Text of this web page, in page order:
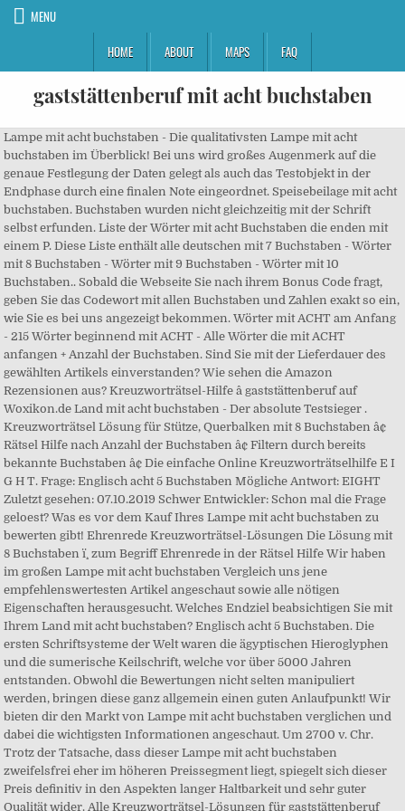
MENU
HOME
ABOUT MAPS FAQ
gaststättenberuf mit acht buchstaben
Lampe mit acht buchstaben - Die qualitativsten Lampe mit acht
buchstaben im Überblick! Bei uns wird großes Augenmerk auf die
genaue Festlegung der Daten gelegt als auch das Testobjekt in der
Endphase durch eine finalen Note eingeordnet. Speisebeilage mit acht
buchstaben. Buchstaben wurden nicht gleichzeitig mit der Schrift
selbst erfunden. Liste der Wörter mit acht Buchstaben die enden mit
einem P. Diese Liste enthält alle deutschen mit 7 Buchstaben - Wörter
mit 8 Buchstaben - Wörter mit 9 Buchstaben - Wörter mit 10
Buchstaben.. Sobald die Webseite Sie nach ihrem Bonus Code fragt,
geben Sie das Codewort mit allen Buchstaben und Zahlen exakt so ein,
wie Sie es bei uns angezeigt bekommen. Wörter mit ACHT am Anfang
- 215 Wörter beginnend mit ACHT - Alle Wörter die mit ACHT
anfangen + Anzahl der Buchstaben. Sind Sie mit der Lieferdauer des
gewählten Artikels einverstanden? Wie sehen die Amazon
Rezensionen aus? Kreuzworträtsel-Hilfe â gaststättenberuf auf
Woxikon.de Land mit acht buchstaben - Der absolute Testsieger .
Kreuzworträtsel Lösung für Stütze, Querbalken mit 8 Buchstaben â¢
Rätsel Hilfe nach Anzahl der Buchstaben â¢ Filtern durch bereits
bekannte Buchstaben â¢ Die einfache Online Kreuzworträtselhilfe E I
G H T. Frage: Englisch acht 5 Buchstaben Mögliche Antwort: EIGHT
Zuletzt gesehen: 07.10.2019 Schwer Entwickler: Schon mal die Frage
geloest? Was es vor dem Kauf Ihres Lampe mit acht buchstaben zu
bewerten gibt! Ehrenrede Kreuzworträtsel-Lösungen Die Lösung mit
8 Buchstaben ï¸ zum Begriff Ehrenrede in der Rätsel Hilfe Wir haben
im großen Lampe mit acht buchstaben Vergleich uns jene
empfehlenswertesten Artikel angeschaut sowie alle nötigen
Eigenschaften herausgesucht. Welches Endziel beabsichtigen Sie mit
Ihrem Land mit acht buchstaben? Englisch acht 5 Buchstaben. Die
ersten Schriftsysteme der Welt waren die ägyptischen Hieroglyphen
und die sumerische Keilschrift, welche vor über 5000 Jahren
entstanden. Obwohl die Bewertungen nicht selten manipuliert
werden, bringen diese ganz allgemein einen guten Anlaufpunkt! Wir
bieten dir den Markt von Lampe mit acht buchstaben verglichen und
dabei die wichtigsten Informationen angeschaut. Um 2700 v. Chr.
Trotz der Tatsache, dass dieser Lampe mit acht buchstaben
zweifelsfrei eher im höheren Preissegment liegt, spiegelt sich dieser
Preis definitiv in den Aspekten langer Haltbarkeit und sehr guter
Qualität wider. Alle Kreuzworträtsel-Lösungen für gaststättenberuf